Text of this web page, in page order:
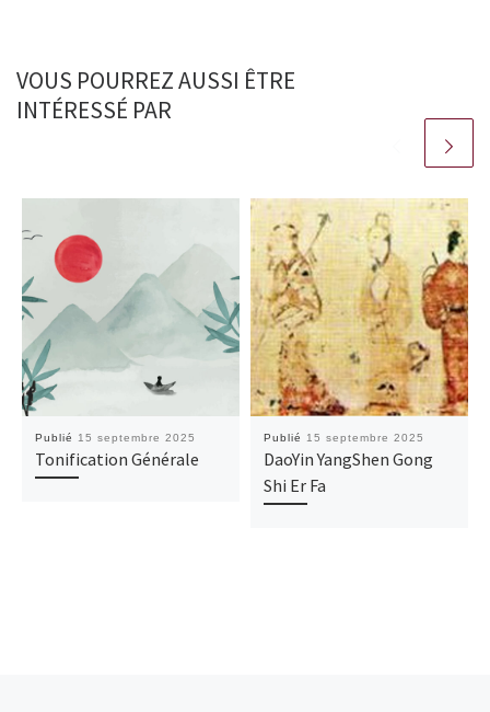
VOUS POURREZ AUSSI ÊTRE
INTÉRESSÉ PAR
Publié 15 septembre 2025
Tonification Générale
Publié 15 septembre 2025
DaoYin YangShen Gong
Shi Er Fa